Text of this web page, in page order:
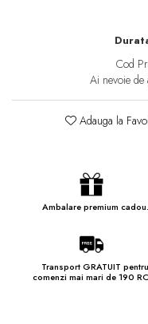
Cod
Ai nevoie de
Adauga la
Ambalare premium cadou.
Transport GRATUIT pentru
comenzi mai mari de 190